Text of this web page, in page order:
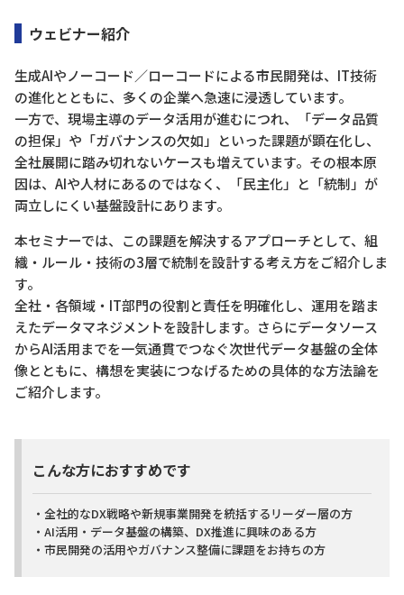
ウェビナー紹介
生成AIやノーコード／ローコードによる市民開発は、IT技術
の進化とともに、多くの企業へ急速に浸透しています。
一方で、現場主導のデータ活用が進むにつれ、「データ品質
の担保」や「ガバナンスの欠如」といった課題が顕在化し、
全社展開に踏み切れないケースも増えています。その根本原
因は、AIや人材にあるのではなく、「民主化」と「統制」が
両立しにくい基盤設計にあります。
本セミナーでは、この課題を解決するアプローチとして、組
織・ルール・技術の3層で統制を設計する考え方をご紹介しま
す。
全社・各領域・IT部門の役割と責任を明確化し、運用を踏ま
えたデータマネジメントを設計します。さらにデータソース
からAI活用までを一気通貫でつなぐ次世代データ基盤の全体
像とともに、構想を実装につなげるための具体的な方法論を
ご紹介します。
こんな方におすすめです
・全社的なDX戦略や新規事業開発を統括するリーダー層の⽅
・AI活用・データ基盤の構築、DX推進に興味のある方
・市民開発の活用やガバナンス整備に課題をお持ちの方